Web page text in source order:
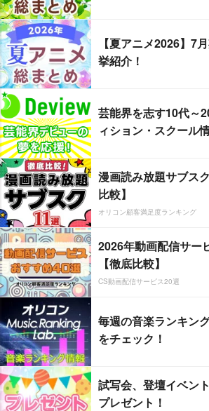
【夏アニメ2026】7
挙紹介！
芸能界を志す10代
ィション・スクール
漫画読み放題サブス
比較】
オリコン顧客満足度ランキング
2026年動画配信サー
【徹底比較】
CS動画配信サービス20選
毎週の音楽ランキン
をチェック！
試写会、登壇イベン
プレゼント！